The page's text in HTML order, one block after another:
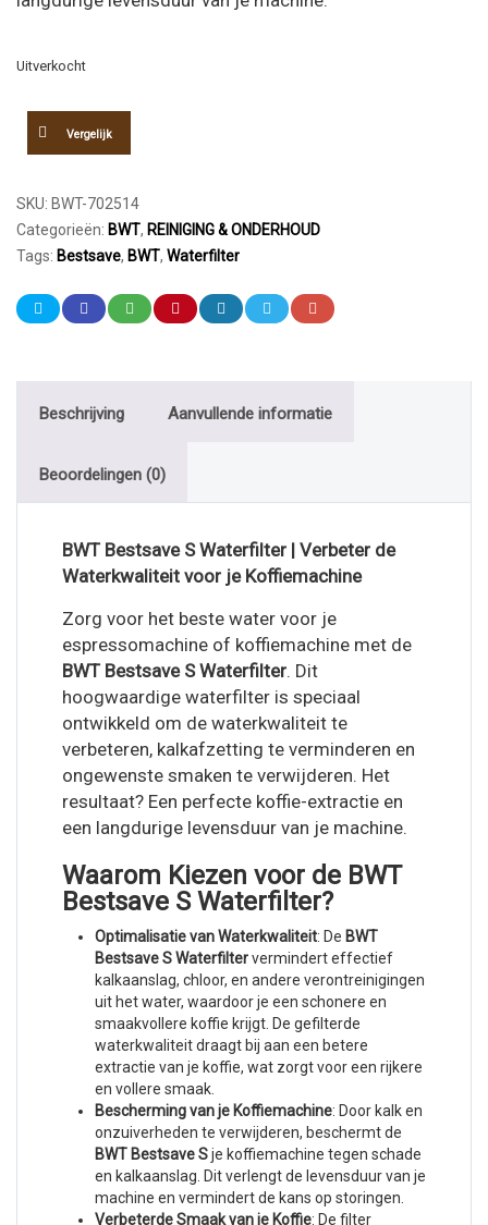
Uitverkocht
Vergelijk
SKU: BWT-702514
Categorieën: BWT, REINIGING & ONDERHOUD
Tags: Bestsave, BWT, Waterfilter
Beschrijving Aanvullende informatie
Beoordelingen (0)
BWT Bestsave S Waterfilter | Verbeter de
Waterkwaliteit voor je Koffiemachine
Zorg voor het beste water voor je
espressomachine of koffiemachine met de
BWT Bestsave S Waterfilter. Dit
hoogwaardige waterfilter is speciaal
ontwikkeld om de waterkwaliteit te
verbeteren, kalkafzetting te verminderen en
ongewenste smaken te verwijderen. Het
resultaat? Een perfecte koffie-extractie en
een langdurige levensduur van je machine.
Waarom Kiezen voor de BWT
Bestsave S Waterfilter?
Optimalisatie van Waterkwaliteit: De BWT
Bestsave S Waterfiltervermindert effectief
kalkaanslag, chloor, en andere verontreinigingen
uit het water, waardoor je een schonere en
smaakvollere koffie krijgt. De gefilterde
waterkwaliteit draagt bij aan een betere
extractie van je koffie, wat zorgt voor een rijkere
en vollere smaak.
Bescherming van je Koffiemachine: Door kalk en
onzuiverheden te verwijderen, beschermt de
BWT Bestsave Sje koffiemachine tegen schade
en kalkaanslag. Dit verlengt de levensduur van je
machine en vermindert de kans op storingen.
Verbeterde Smaak van je Koffie: De filter